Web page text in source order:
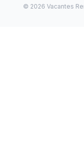
© 2026 Vacantes